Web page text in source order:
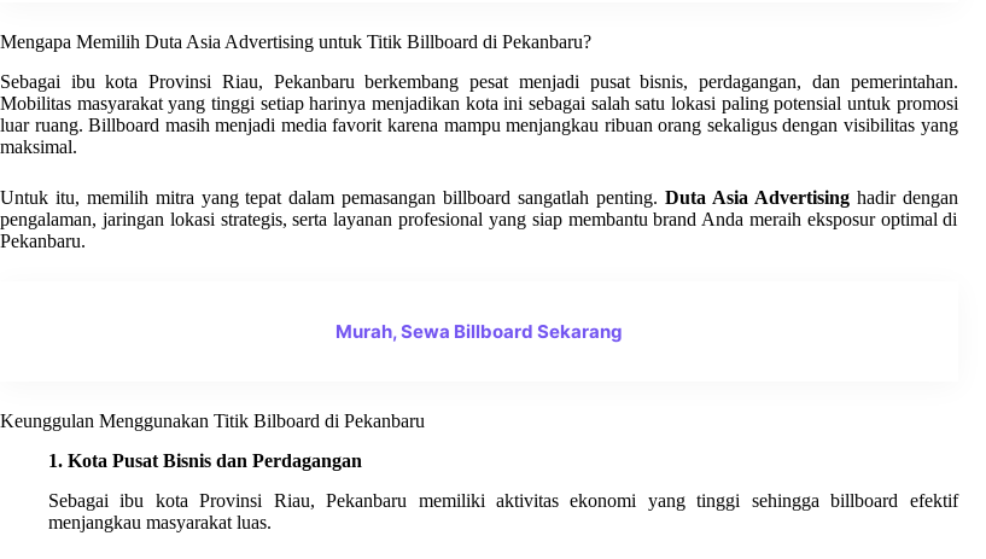
Mengapa Memilih Duta Asia Advertising untuk Titik Billboard di Pekanbaru?
Sebagai ibu kota Provinsi Riau, Pekanbaru berkembang pesat menjadi pusat bisnis, perdagangan, dan pemerintahan.
Mobilitas masyarakat yang tinggi setiap harinya menjadikan kota ini sebagai salah satu lokasi paling potensial untuk promosi
luar ruang. Billboard masih menjadi media favorit karena mampu menjangkau ribuan orang sekaligus dengan visibilitas yang
maksimal.
Untuk itu, memilih mitra yang tepat dalam pemasangan billboard sangatlah penting. Duta Asia Advertisinghadir dengan
pengalaman, jaringan lokasi strategis, serta layanan profesional yang siap membantu brand Anda meraih eksposur optimal di
Pekanbaru.
Murah, Sewa Billboard Sekarang
Keunggulan Menggunakan Titik Bilboard di Pekanbaru
1. Kota Pusat Bisnis dan Perdagangan
Sebagai ibu kota Provinsi Riau, Pekanbaru memiliki aktivitas ekonomi yang tinggi sehingga billboard efektif
menjangkau masyarakat luas.